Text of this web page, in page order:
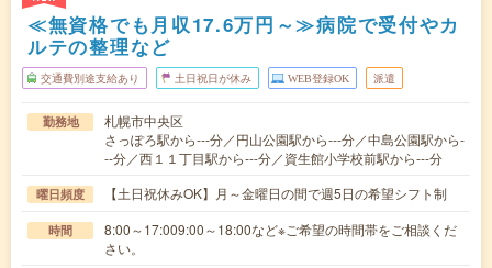
≪無資格でも月収17.6万円～≫病院で受付やカ
ルテの整理など
交通費別途支給あり 土日祝日が休み WEB登録OK 派遣
勤務地
札幌市中央区
さっぽろ駅から---分／円山公園駅から---分／中島公園駅から-
--分／西１１丁目駅から---分／資生館小学校前駅から---分
曜日頻度 【土日祝休みOK】月～金曜日の間で週5日の希望シフト制
時間
8:00～17:009:00～18:00など※ご希望の時間帯をご相談くだ
さい。